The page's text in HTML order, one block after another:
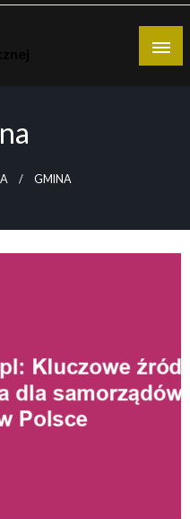
GMINA